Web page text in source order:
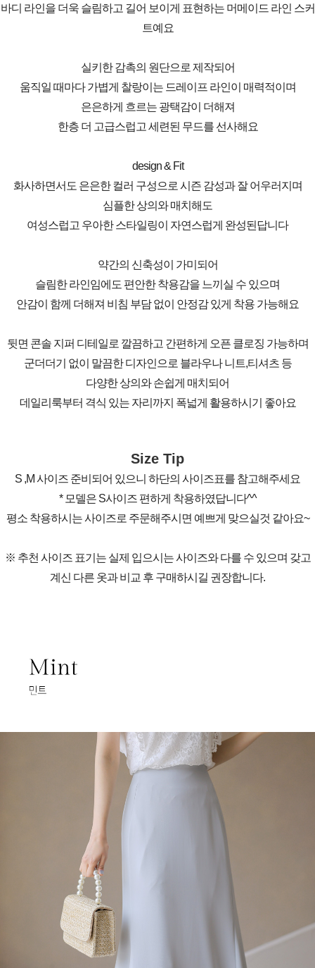
바디 라인을 더욱 슬림하고 길어 보이게 표현하는 머메이드 라인 스커
트예요
실키한 감촉의 원단으로 제작되어
움직일 때마다 가볍게 찰랑이는 드레이프 라인이 매력적이며
은은하게 흐르는 광택감이 더해져
한층 더 고급스럽고 세련된 무드를 선사해요
design & Fit
화사하면서도 은은한 컬러 구성으로 시즌 감성과 잘 어우러지며
심플한 상의와 매치해도
여성스럽고 우아한 스타일링이 자연스럽게 완성된답니다
약간의 신축성이 가미되어
슬림한 라인임에도 편안한 착용감을 느끼실 수 있으며
안감이 함께 더해져 비침 부담 없이 안정감 있게 착용 가능해요
뒷면 콘솔 지퍼 디테일로 깔끔하고 간편하게 오픈 클로징 가능하며
군더더기 없이 말끔한 디자인으로 블라우나 니트,티셔츠 등
다양한 상의와 손쉽게 매치되어
데일리룩부터 격식 있는 자리까지 폭넓게 활용하시기 좋아요
Size Tip
S ,M 사이즈 준비되어 있으니 하단의 사이즈표를 참고해주세요
* 모델은 S사이즈 편하게 착용하였답니다^^
평소 착용하시는 사이즈로 주문해주시면 예쁘게 맞으실것 같아요~
※ 추천 사이즈 표기는 실제 입으시는 사이즈와 다를 수 있으며 갖고
계신 다른 옷과 비교 후 구매하시길 권장합니다.